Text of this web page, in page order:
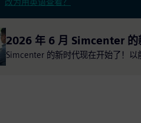
2026 年 6 月 Simcenter 的
Simcenter 的新时代现在开始了！以